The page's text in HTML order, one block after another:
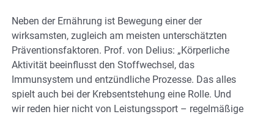
Neben der Ernährung ist Bewegung einer der
wirksamsten, zugleich am meisten unterschätzten
Präventionsfaktoren. Prof. von Delius: „Körperliche
Aktivität beeinflusst den Stoffwechsel, das
Immunsystem und entzündliche Prozesse. Das alles
spielt auch bei der Krebsentstehung eine Rolle. Und
wir reden hier nicht von Leistungssport – regelmäßige